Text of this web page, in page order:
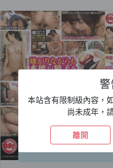
本站含有限制級內容，
尚未成年，
離開
期間限定：VIP 升
1499TWD+加碼送
來。